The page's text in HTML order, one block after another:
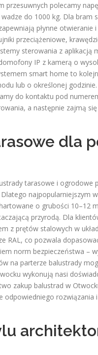
polecamy
do 1000 kg. Dla bram
płynne otwieranie i
przeciążeniowe,
sterowania z aplikacją
IP z kamerą o
smart home to
lub o określonej
do kontaktu pod
a następnie zajmą
dla
tarasowe i ogrodowe
najpopularniejszym
o grubości 10–12
przyrodą. Dla
z prętów stalowych w
co pozwala
norm bezpieczeństwa –
na parterze balustrady
wykonują nasi
zakup balustrad w
rozwiązania